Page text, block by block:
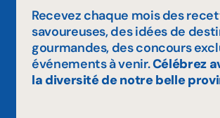
Recevez chaque mois des
savoureuses, des idées de
gourmandes, des concours
événements à venir.Célébrez
la diversité de notre belle